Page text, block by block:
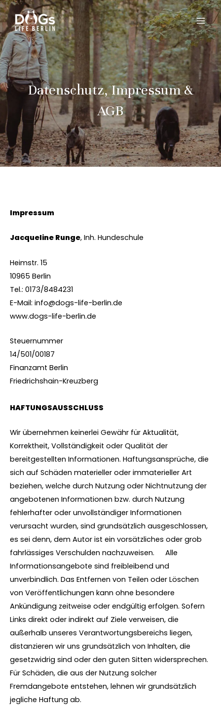
Zum
Inhalt
springen
Datenschutz, Impressum &
AGB
Impressum
Jacqueline Runge, Inh. Hundeschule
Heimstr. 15
10965 Berlin
Tel.: 0173/8484231
E-Mail: info@dogs-life-berlin.de
www.dogs-life-berlin.de
Steuernummer
14/501/00187
Finanzamt Berlin
Friedrichshain-Kreuzberg
HAFTUNGSAUSSCHLUSS
Wir übernehmen keinerlei Gewähr für Aktualität,
Korrektheit, Vollständigkeit oder Qualität der
bereitgestellten Informationen. Haftungsansprüche, die
sich auf Schäden materieller oder immaterieller Art
beziehen, welche durch Nutzung oder Nichtnutzung der
angebotenen Informationen bzw. durch Nutzung
fehlerhafter oder unvollständiger Informationen
verursacht wurden, sind grundsätzlich ausgeschlossen,
es sei denn, dem Autor ist ein vorsätzliches oder grob
fahrlässiges Verschulden nachzuweisen. Alle
Informationsangebote sind freibleibend und
unverbindlich. Das Entfernen von Teilen oder Löschen
von Veröffentlichungen kann ohne besondere
Ankündigung zeitweise oder endgültig erfolgen. Sofern
Links direkt oder indirekt auf Ziele verweisen, die
außerhalb unseres Verantwortungsbereichs liegen,
distanzieren wir uns grundsätzlich von Inhalten, die
gesetzwidrig sind oder den guten Sitten widersprechen.
Für Schäden, die aus der Nutzung solcher
Fremdangebote entstehen, lehnen wir grundsätzlich
jegliche Haftung ab.